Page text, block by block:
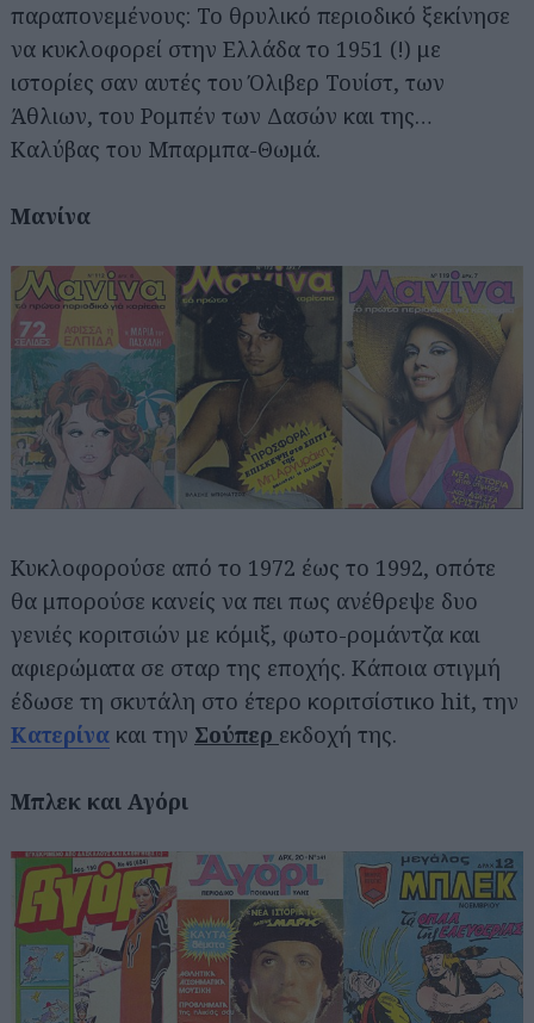
παραπονεμένους: Το θρυλικό περιοδικό ξεκίνησε
να κυκλοφορεί στην Ελλάδα το 1951 (!) με
ιστορίες σαν αυτές του Όλιβερ Τουίστ, των
Άθλιων, του Ρομπέν των Δασών και της…
Καλύβας του Μπαρμπα-Θωμά.
Μανίνα
Κυκλοφορούσε από το 1972 έως το 1992, οπότε
θα μπορούσε κανείς να πει πως ανέθρεψε δυο
γενιές κοριτσιών με κόμιξ, φωτο-ρομάντζα και
αφιερώματα σε σταρ της εποχής. Κάποια στιγμή
έδωσε τη σκυτάλη στο έτερο κοριτσίστικο hit, την
Κατερίνα και την Σούπερ εκδοχή της.
Μπλεκ και Αγόρι